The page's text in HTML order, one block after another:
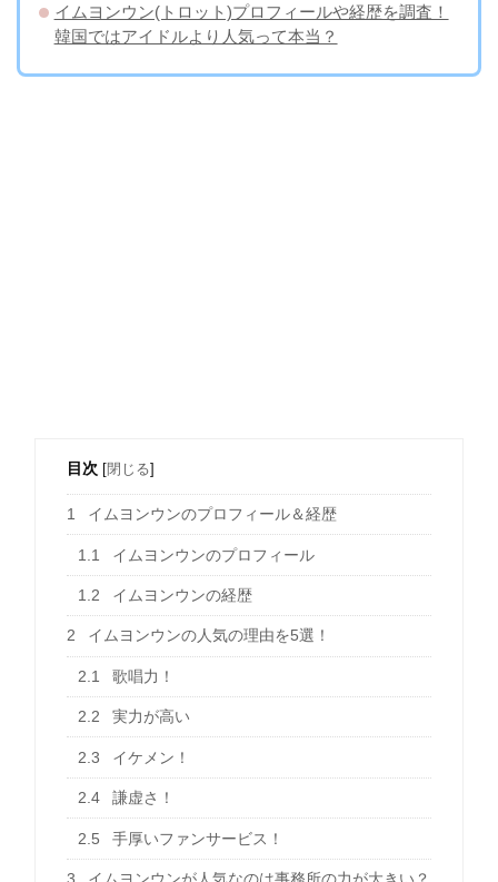
イムヨンウン(トロット)プロフィールや経歴を調査！
韓国ではアイドルより人気って本当？
目次 [閉じる]
1 イムヨンウンのプロフィール＆経歴
1.1 イムヨンウンのプロフィール
1.2 イムヨンウンの経歴
2 イムヨンウンの人気の理由を5選！
2.1 歌唱力！
2.2 実力が高い
2.3 イケメン！
2.4 謙虚さ！
2.5 手厚いファンサービス！